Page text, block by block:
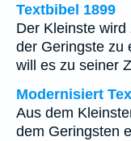
Textbibel 1899
Der Kleinste wird
der Geringste zu
will es zu seiner
Modernisiert
Aus dem
dem Geringsten